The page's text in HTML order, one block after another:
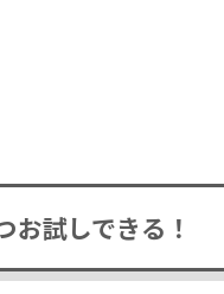
お試しできる！